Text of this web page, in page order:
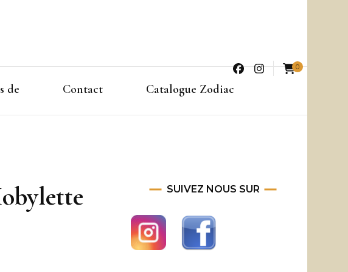
0
de Contact Catalogue Zodiac
SUIVEZ NOUS SUR